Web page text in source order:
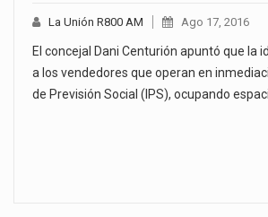
La Unión R800 AM Ago 17, 2016
El concejal Dani Centurión apuntó que la
a los vendedores que operan en
de Previsión Social (IPS), ocupando